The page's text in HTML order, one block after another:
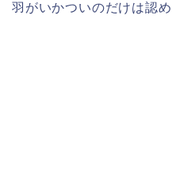
羽がいかついのだけは認め